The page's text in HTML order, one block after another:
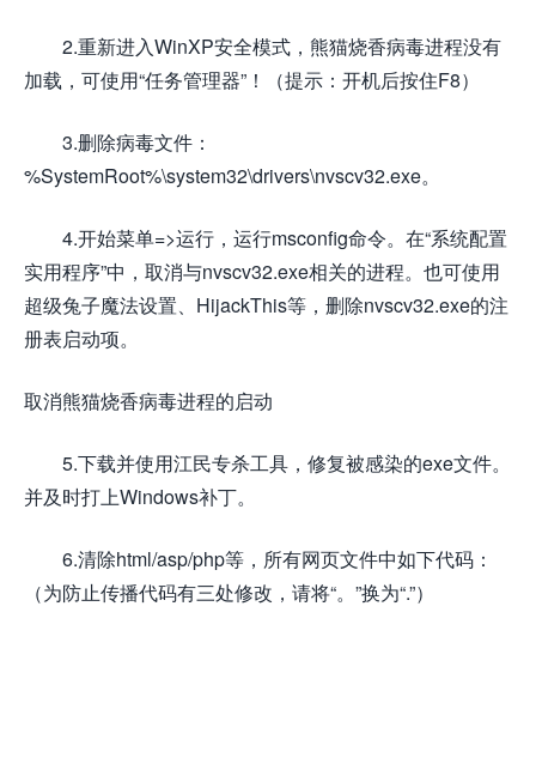
2.重新进入WinXP安全模式，熊猫烧香病毒进程没有
加载，可使用“任务管理器”！（提示：开机后按住F8）
3.删除病毒文件：
%SystemRoot%\system32\drivers\nvscv32.exe。
4.开始菜单=>运行，运行msconfig命令。在“系统配置
实用程序”中，取消与nvscv32.exe相关的进程。也可使用
超级兔子魔法设置、HijackThis等，删除nvscv32.exe的注
册表启动项。
取消熊猫烧香病毒进程的启动
5.下载并使用江民专杀工具，修复被感染的exe文件。
并及时打上Windows补丁。
6.清除html/asp/php等，所有网页文件中如下代码：
（为防止传播代码有三处修改，请将“。”换为“.”）